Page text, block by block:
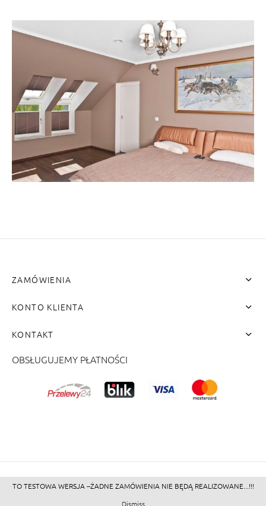
ZAMÓWIENIA
KONTO KLIENTA
KONTAKT
OBSŁUGUJEMY PŁATNOŚCI
©2026 - Zacienione.pl<br>
TO TESTOWA WERSJA --ŻADNE ZAMÓWIENIA NIE BĘDĄ REALIZOWANE...!!!
Dismiss